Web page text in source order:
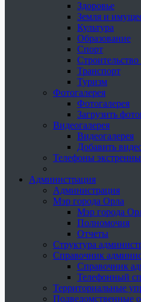
Здоровье
Земля и
Культура
Образование
Спорт
Транспорт
Туризм
Фотогалерея
Фотогалерея
Загрузить
Видеогалерея
Видеогалерея
Добавить
Телефоны
Администрация
Администрация
Мэр города Орла
Мэр города
Полномочия
Отчеты
Структура
Справочник
Справочник
Телефонный
Территориальные
Подведомственные